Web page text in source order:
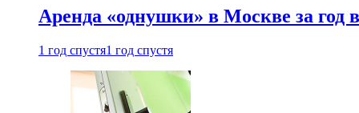
Аренда «однушки» в Москве за год
1 год спустя1 год спустя